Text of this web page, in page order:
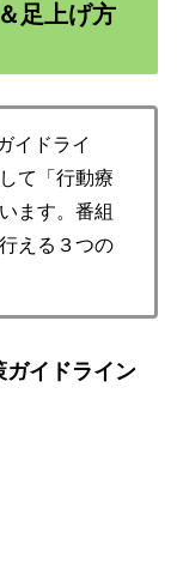
足上げ方
イドライ
て「行動療
ます。番組
える３つの
ガイドライン